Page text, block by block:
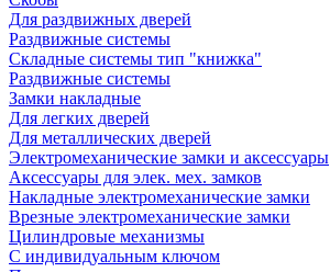
Для раздвижных дверей
Раздвижные системы
Складные системы тип "книжка"
Раздвижные системы
Замки накладные
Для легких дверей
Для металлических дверей
Электромеханические замки и аксессуары
Аксессуары для элек. мех. замков
Накладные электромеханические замки
Врезные электромеханические замки
Цилиндровые механизмы
С индивидуальным ключом